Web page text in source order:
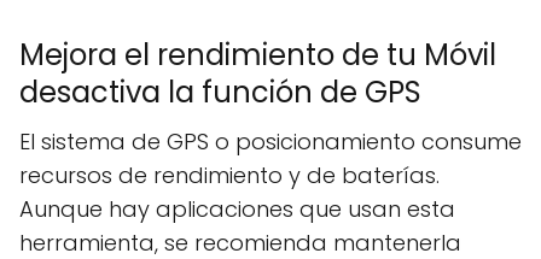
Mejora el rendimiento de tu Móvil
desactiva la función de GPS
El sistema de GPS o posicionamiento consume
recursos de rendimiento y de baterías.
Aunque hay aplicaciones que usan esta
herramienta, se recomienda mantenerla